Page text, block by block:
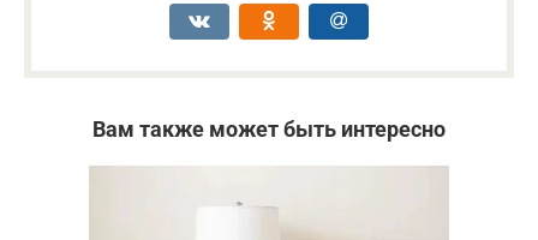
Вам также может быть интересно